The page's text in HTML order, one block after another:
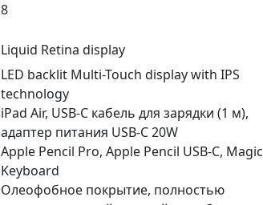
8
Liquid Retina display
LED backlit Multi-Touch display with IPS
technology
iPad Air, USB-C кабель для зарядки (1 м),
адаптер питания USB-C 20W
Apple Pencil Pro, Apple Pencil USB-C, Magic
Keyboard
Олеофобное покрытие, полностью